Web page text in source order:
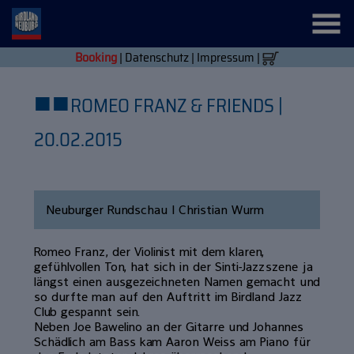
Booking| Datenschutz| Impressum |
■■ROMEO FRANZ & FRIENDS |
20.02.2015
Neuburger Rundschau | Christian Wurm
Romeo Franz, der Violinist mit dem klaren,
gefühlvollen Ton, hat sich in der Sinti-Jazzszene ja
längst einen ausgezeichneten Namen gemacht und
so durfte man auf den Auftritt im Birdland Jazz
Club gespannt sein.
Neben Joe Bawelino an der Gitarre und Johannes
Schädlich am Bass kam Aaron Weiss am Piano für